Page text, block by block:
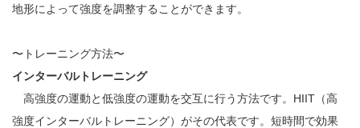
地形によって強度を調整することができます。
〜トレーニング方法〜
インターバルトレーニング
高強度の運動と低強度の運動を交互に行う方法です。HIIT（高
強度インターバルトレーニング）がその代表です。短時間で効果